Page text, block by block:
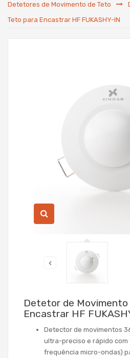
Detetores de Movimento de Teto
Teto para Encastrar HF FUKASHY-IN
Detetor de Movimento
Encastrar HF
Detector de movimentos
ultra-preciso e rápido com
frequência micro-ondas)